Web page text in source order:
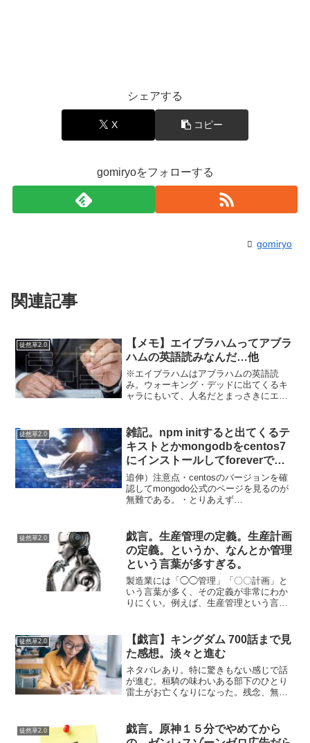
シェアする
X コピー
gomiryoをフォローする
gomiryo
関連記事
徒然草2.0
【メモ】エイブラハムってアブラ
ハムの英語読みなんだ…他
※エイブラハムはアブラハムの英語読
み。ウォーキング・デッドに出てくるキ
ャラにもいて、人名だとまっさきにエイ
に登場するアブラハムは、もともとアブ
ラムだったがアブラハムに...
徒然草2.0
雑記。npm initすると出てくるテ
キストとかmongodbをcentos7
にインストールしてforeverで常
時起動しておくまで。
追伸）注意点・centosのバージョンを確
認してmongodo公式のページを見るのが
無難である。・とりあえず
ィは絞ったほうがいい。・Ma...
徒然草2.0
戯言。生産管理の定義。生産計画
の定義。というか、なんとか管理
という言葉が多すぎる。
製造業には「◯◯管理」「〇〇計画」と
いう言葉が多く、その定義が非常にわか
りにくい。例えば、生産管理という言葉
の細かい分類というか定義が明確に書い
ていない。なぜだろう？...
徒然草2.0
【戯言】キングダム 700話まで見
た感想。淡々と進む
ネタバレあり。特に驚きもない感じで話
が進む。桓騎の味わいある部下のひとり
雷土がお亡くなりになった。残念、無
ど）王翦の部下はあまり目立つ人がいな
い…いやなんか無駄に強い女...
徒然草2.0
戯言。原神１５分でやめてから